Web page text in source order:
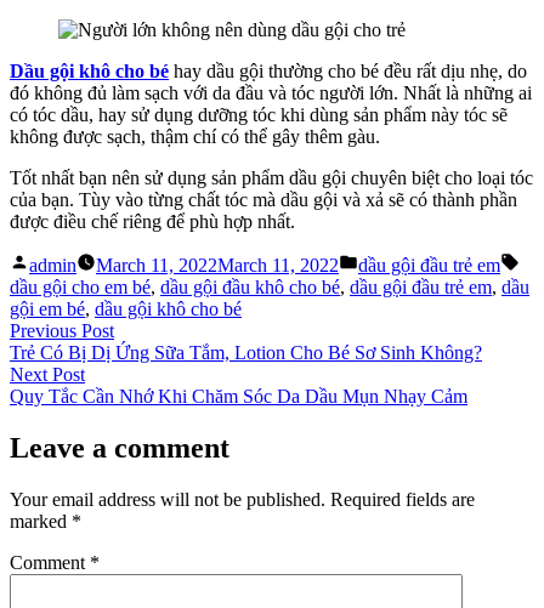
Dầu gội khô cho bé hay dầu gội thường cho bé đều rất dịu nhẹ, do
đó không đủ làm sạch với da đầu và tóc người lớn. Nhất là những ai
có tóc dầu, hay sử dụng dưỡng tóc khi dùng sản phẩm này tóc sẽ
không được sạch, thậm chí có thể gây thêm gàu.
Tốt nhất bạn nên sử dụng sản phẩm dầu gội chuyên biệt cho loại tóc
của bạn. Tùy vào từng chất tóc mà dầu gội và xả sẽ có thành phần
được điều chế riêng để phù hợp nhất.
Posted
by
admin March 11, 2022March 11, 2022
Posted
in
dầu gội đầu trẻ em
dầu gội cho em bé, dầu gội đầu khô cho bé, dầu gội đầu trẻ em, dầu
gội em bé, dầu gội khô cho bé
Post
navigation
Previous PostPrevious
post:
Trẻ Có Bị Dị Ứng Sữa Tắm, Lotion Cho Bé Sơ Sinh Không?
Next PostNext
post:
Quy Tắc Cần Nhớ Khi Chăm Sóc Da Dầu Mụn Nhạy Cảm
Leave a comment
Your email address will not be published. Required fields are
marked *
Comment *